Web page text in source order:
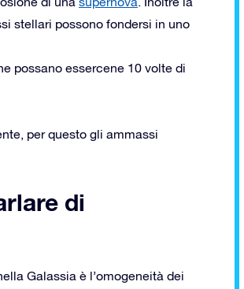
stellari possono fondersi in uno
possano essercene 10 volte di
per questo gli ammassi
di
Galassia è l’omogeneità dei